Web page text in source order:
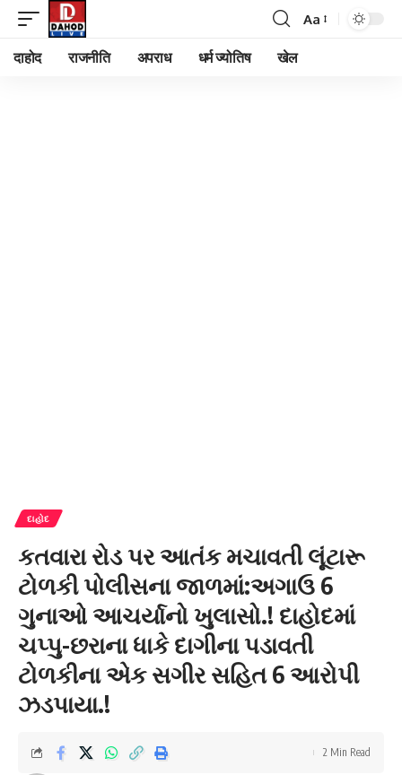
Font
Aa
दाहोद राजनीति अपराध धर्म ज्योतिष खेल
દાહોદ
કતવારા રોડ પર આતંક મચાવતી લૂંટારૂ
ટોળકી પોલીસના જાળમાં:અગાઉ 6
ગુનાઓ આચર્યાનો ખુલાસો.! દાહોદમાં
ચપ્પુ-છરાના ધાકે દાગીના પડાવતી
ટોળકીના એક સગીર સહિત 6 આરોપી
ઝડપાયા.!
2 Min Read